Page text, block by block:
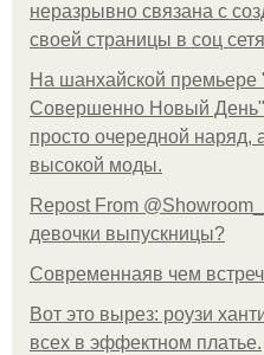
неразрывно связана с
своей страницы в соц
На шанхайской премьере
Совершенно Новый
просто очередной наряд,
высокой моды.
Repost From
девочки выпускницы?
Современнаяв чем
Вот это вырез: роузи
всех в эффектном платьe.